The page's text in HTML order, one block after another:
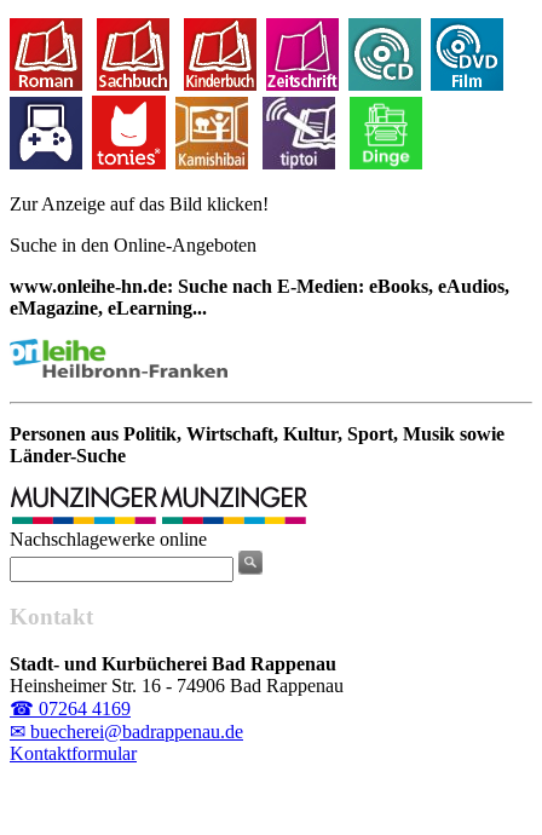
Zur Anzeige auf das Bild klicken!
Suche in den Online-Angeboten
www.onleihe-hn.de: Suche nach E-Medien: eBooks, eAudios,
eMagazine, eLearning...
Personen aus Politik, Wirtschaft, Kultur, Sport, Musik sowie
Länder-Suche
Nachschlagewerke online
Kontakt
Stadt- und Kurbücherei Bad Rappenau
Heinsheimer Str. 16 - 74906 Bad Rappenau
☎ 07264 4169
✉ buecherei@badrappenau.de
Kontaktformular